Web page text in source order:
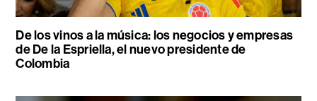
De los vinos a la música: los negocios y empresas
de De la Espriella, el nuevo presidente de
Colombia